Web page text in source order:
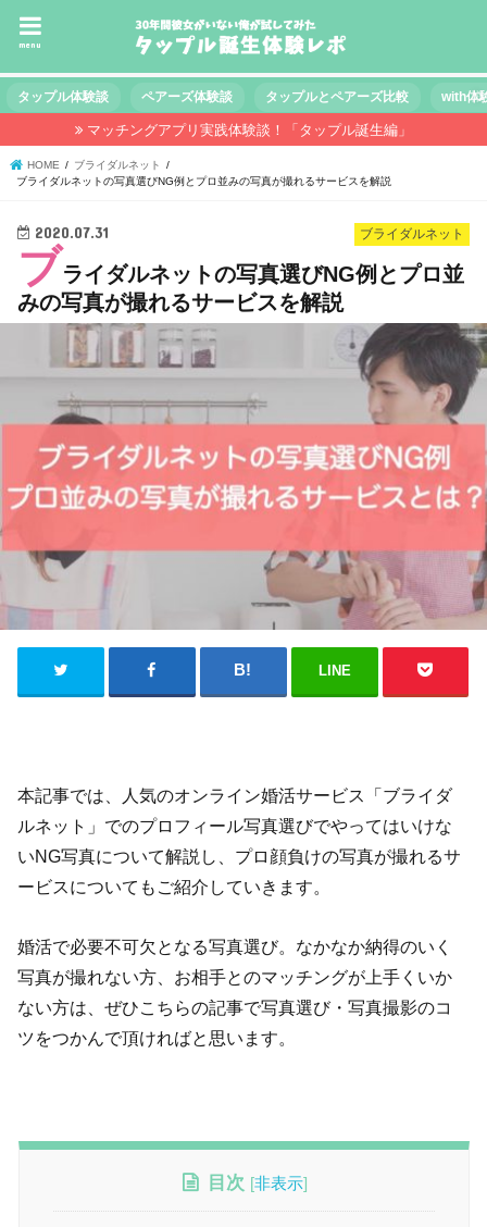
menu
タップル体験談 ペアーズ体験談 タップルとペアーズ比較 with体
マッチングアプリ実践体験談！「タップル誕生編」
HOME
ブライダルネット
ブライダルネットの写真選びNG例とプロ並みの写真が撮れるサービスを解説
ブライダルネット
2020.07.31
ブライダルネットの写真選びNG例とプロ並
みの写真が撮れるサービスを解説
LINE
本記事では、人気のオンライン婚活サービス「ブライダ
ルネット」でのプロフィール写真選びでやってはいけな
いNG写真について解説し、プロ顔負けの写真が撮れるサ
ービスについてもご紹介していきます。
婚活で必要不可欠となる写真選び。なかなか納得のいく
写真が撮れない方、お相手とのマッチングが上手くいか
ない方は、ぜひこちらの記事で写真選び・写真撮影のコ
ツをつかんで頂ければと思います。
目次 [非表示]